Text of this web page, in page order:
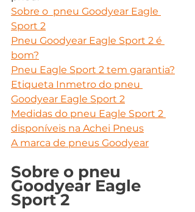
Sobre o  pneu Goodyear Eagle
Sport 2
Pneu Goodyear Eagle Sport 2 é
bom?
Pneu Eagle Sport 2 tem garantia?
Etiqueta Inmetro do pneu
Goodyear Eagle Sport 2
Medidas do pneu Eagle Sport 2
disponíveis na Achei Pneus
A marca de pneus Goodyear
Sobre o pneu
Goodyear Eagle
Sport 2